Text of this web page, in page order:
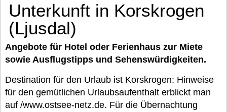
Unterkunft in Korskrogen
(Ljusdal)
Angebote für Hotel oder Ferienhaus zur Miete
sowie Ausflugstipps und Sehenswürdigkeiten.
Destination für den Urlaub ist Korskrogen: Hinweise
für den gemütlichen Urlaubsaufenthalt erblickt man
auf /www.ostsee-netz.de. Für die Übernachtung